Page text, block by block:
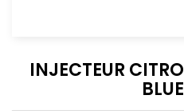
INJECTEUR